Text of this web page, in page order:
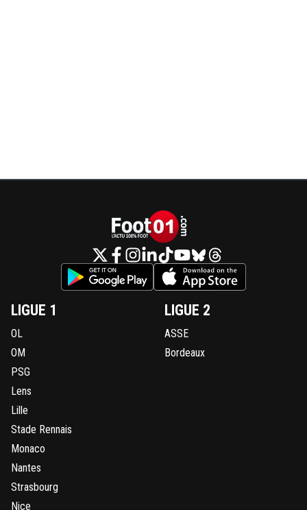
LIGUE 1
OL
OM
PSG
Lens
Lille
Stade Rennais
Monaco
Nantes
Strasbourg
Nice
LIGUE 2
ASSE
Bordeaux